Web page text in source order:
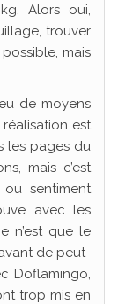
Alors oui,
trouver
mais
de moyens
réalisation est
les pages du
mais c’est
sentiment
avec les
n’est que le
de peut-
Doflamingo,
trop mis en